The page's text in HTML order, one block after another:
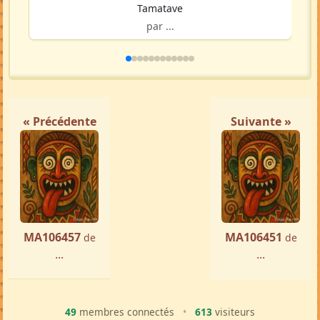
Tamatave
par ...
« Précédente
MA106457 de
...
Suivante »
MA106451 de
...
49 membres connectés • 613 visiteurs